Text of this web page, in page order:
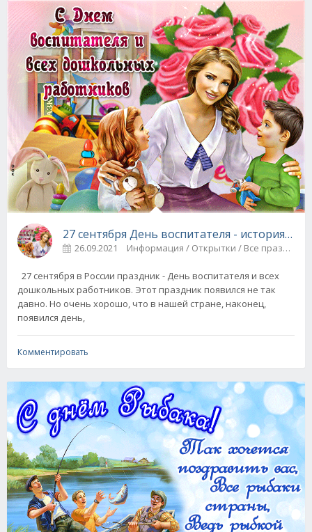
27 сентября День воспитателя - история
26.09.2021 Информация / Открытки / Все праздники
27 сентября в России праздник - День воспитателя и всех
дошкольных работников. Этот праздник появился не так
давно. Но очень хорошо, что в нашей стране, наконец,
появился день,
Комментировать